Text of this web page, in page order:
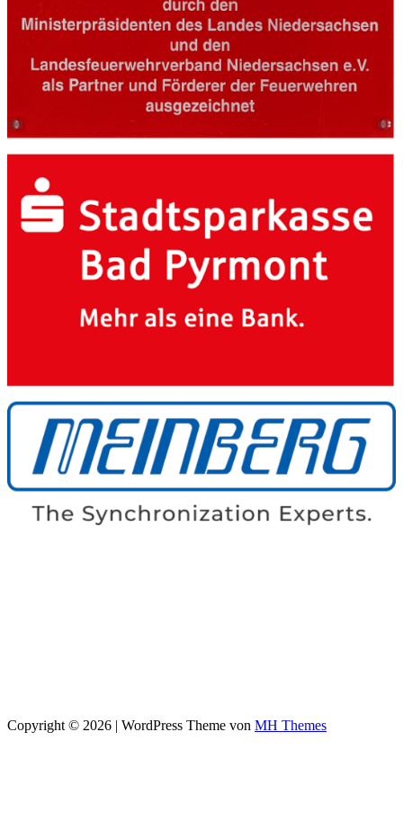
Copyright © 2026 | WordPress Theme von MH Themes